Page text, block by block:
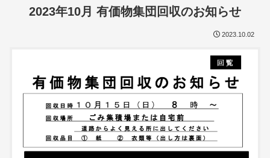
2023年10月 有価物集団回収のお知らせ
2023.10.02